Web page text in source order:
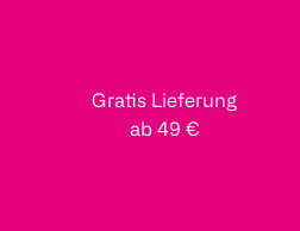
Gratis Lieferung
ab 49 €